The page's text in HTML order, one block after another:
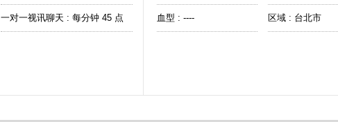
一对一视讯聊天 : 每分钟 45 点 血型 : ---- 区域 : 台北市